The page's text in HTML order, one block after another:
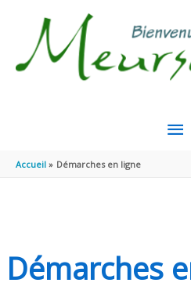
Accueil Démarches en ligne
Démarches